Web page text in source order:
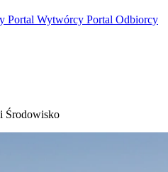
Portal Wytwórcy Portal Odbiorcy
Środowisko